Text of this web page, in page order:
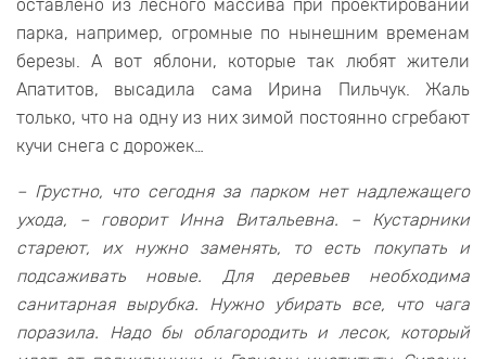
оставлено из лесного массива при проектировании
парка, например, огромные по нынешним временам
березы. А вот яблони, которые так любят жители
Апатитов, высадила сама Ирина Пильчук. Жаль
только, что на одну из них зимой постоянно сгребают
кучи снега с дорожек…
– Грустно, что сегодня за парком нет надлежащего
ухода, – говорит Инна Витальевна. – Кустарники
стареют, их нужно заменять, то есть покупать и
подсаживать новые. Для деревьев необходима
санитарная вырубка. Нужно убирать все, что чага
поразила. Надо бы облагородить и лесок, который